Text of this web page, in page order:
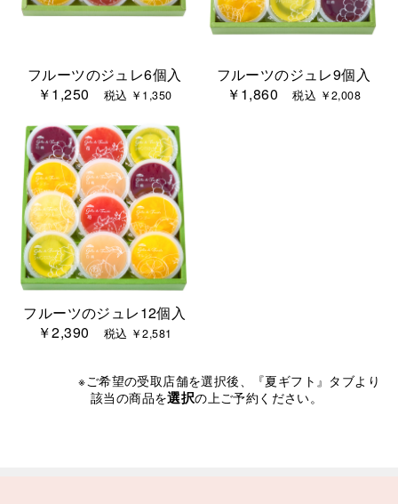
フルーツのジュレ6個入
￥1,250
税込 ￥1,350
フルーツのジュレ9個入
￥1,860税込 ￥2,008
フルーツのジュレ12個入
￥2,390
税込 ￥2,581
※ご希望の受取店舗を選択後、『夏ギフト』タブより
該当の商品を選択の上ご予約ください。